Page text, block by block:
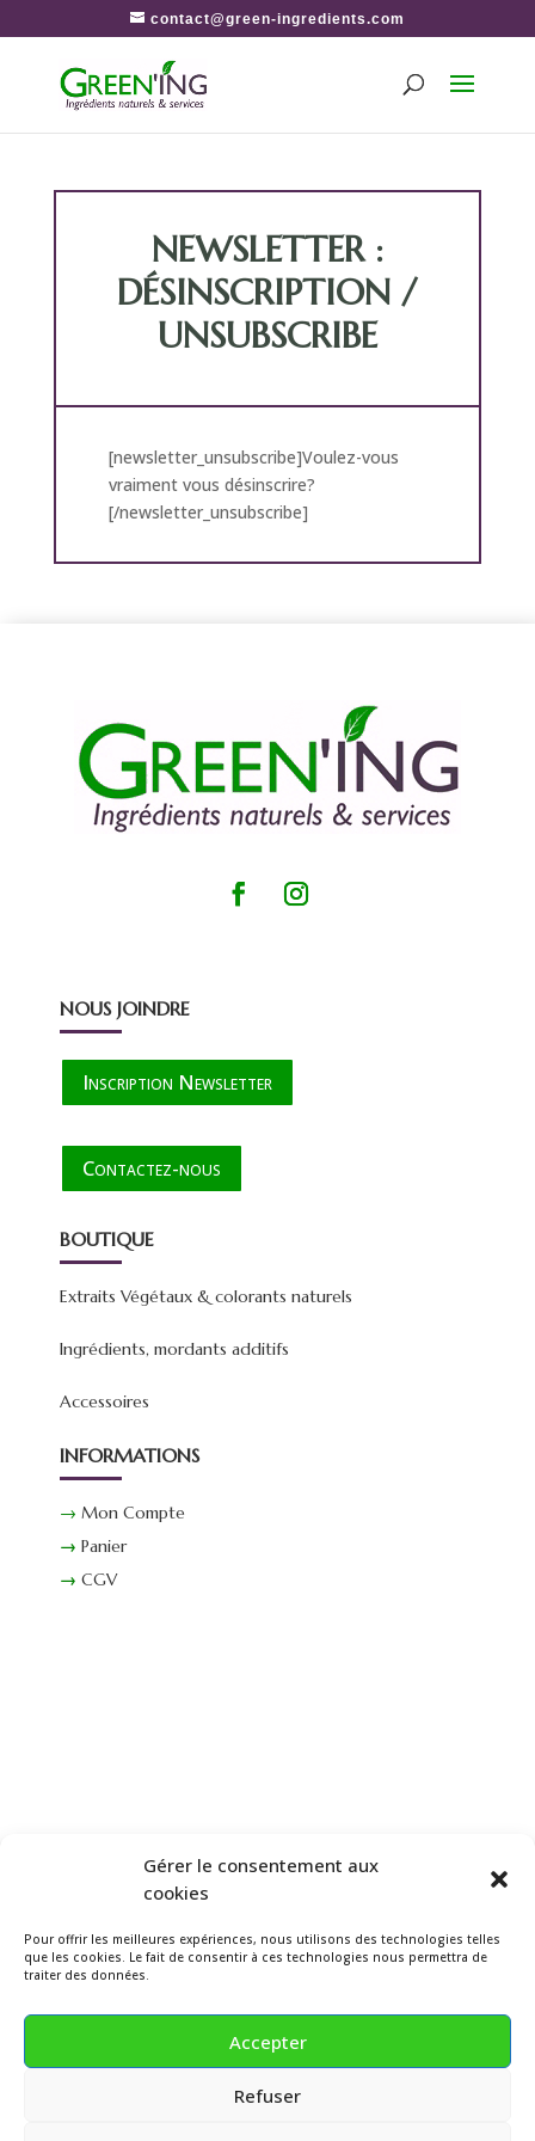
Gérer le consentement aux
cookies
Pour offrir les meilleures expériences, nous utilisons des technologies telles
que les cookies. Le fait de consentir à ces technologies nous permettra de
traiter des données.
Accepter
Refuser
contact@green-ingredients.com
NEWSLETTER :
DÉSINSCRIPTION /
UNSUBSCRIBE
[newsletter_unsubscribe]Voulez-vous
vraiment vous désinscrire?
[/newsletter_unsubscribe]
NOUS JOINDRE
Inscription Newsletter
Contactez-nous
BOUTIQUE
Extraits Végétaux & colorants naturels
Ingrédients, mordants additifs
Accessoires
INFORMATIONS
→ Mon Compte
→ Panier
→ CGV